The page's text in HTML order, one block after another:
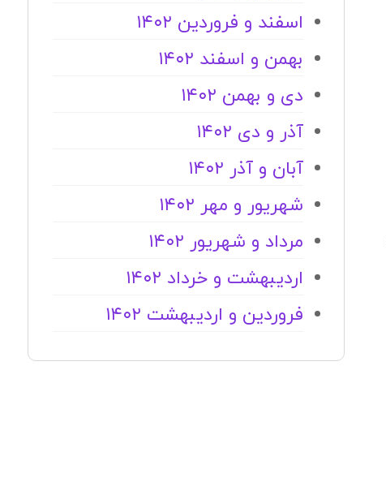
اسفند و فروردین ۱۴۰۲
بهمن و اسفند ۱۴۰۲
دی و بهمن ۱۴۰۲
آذر و دی ۱۴۰۲
آبان و آذر ۱۴۰۲
شهریور و مهر ۱۴۰۲
مرداد و شهریور ۱۴۰۲
اردیبهشت و خرداد ۱۴۰۲
فروردین و اردیبهشت ۱۴۰۲